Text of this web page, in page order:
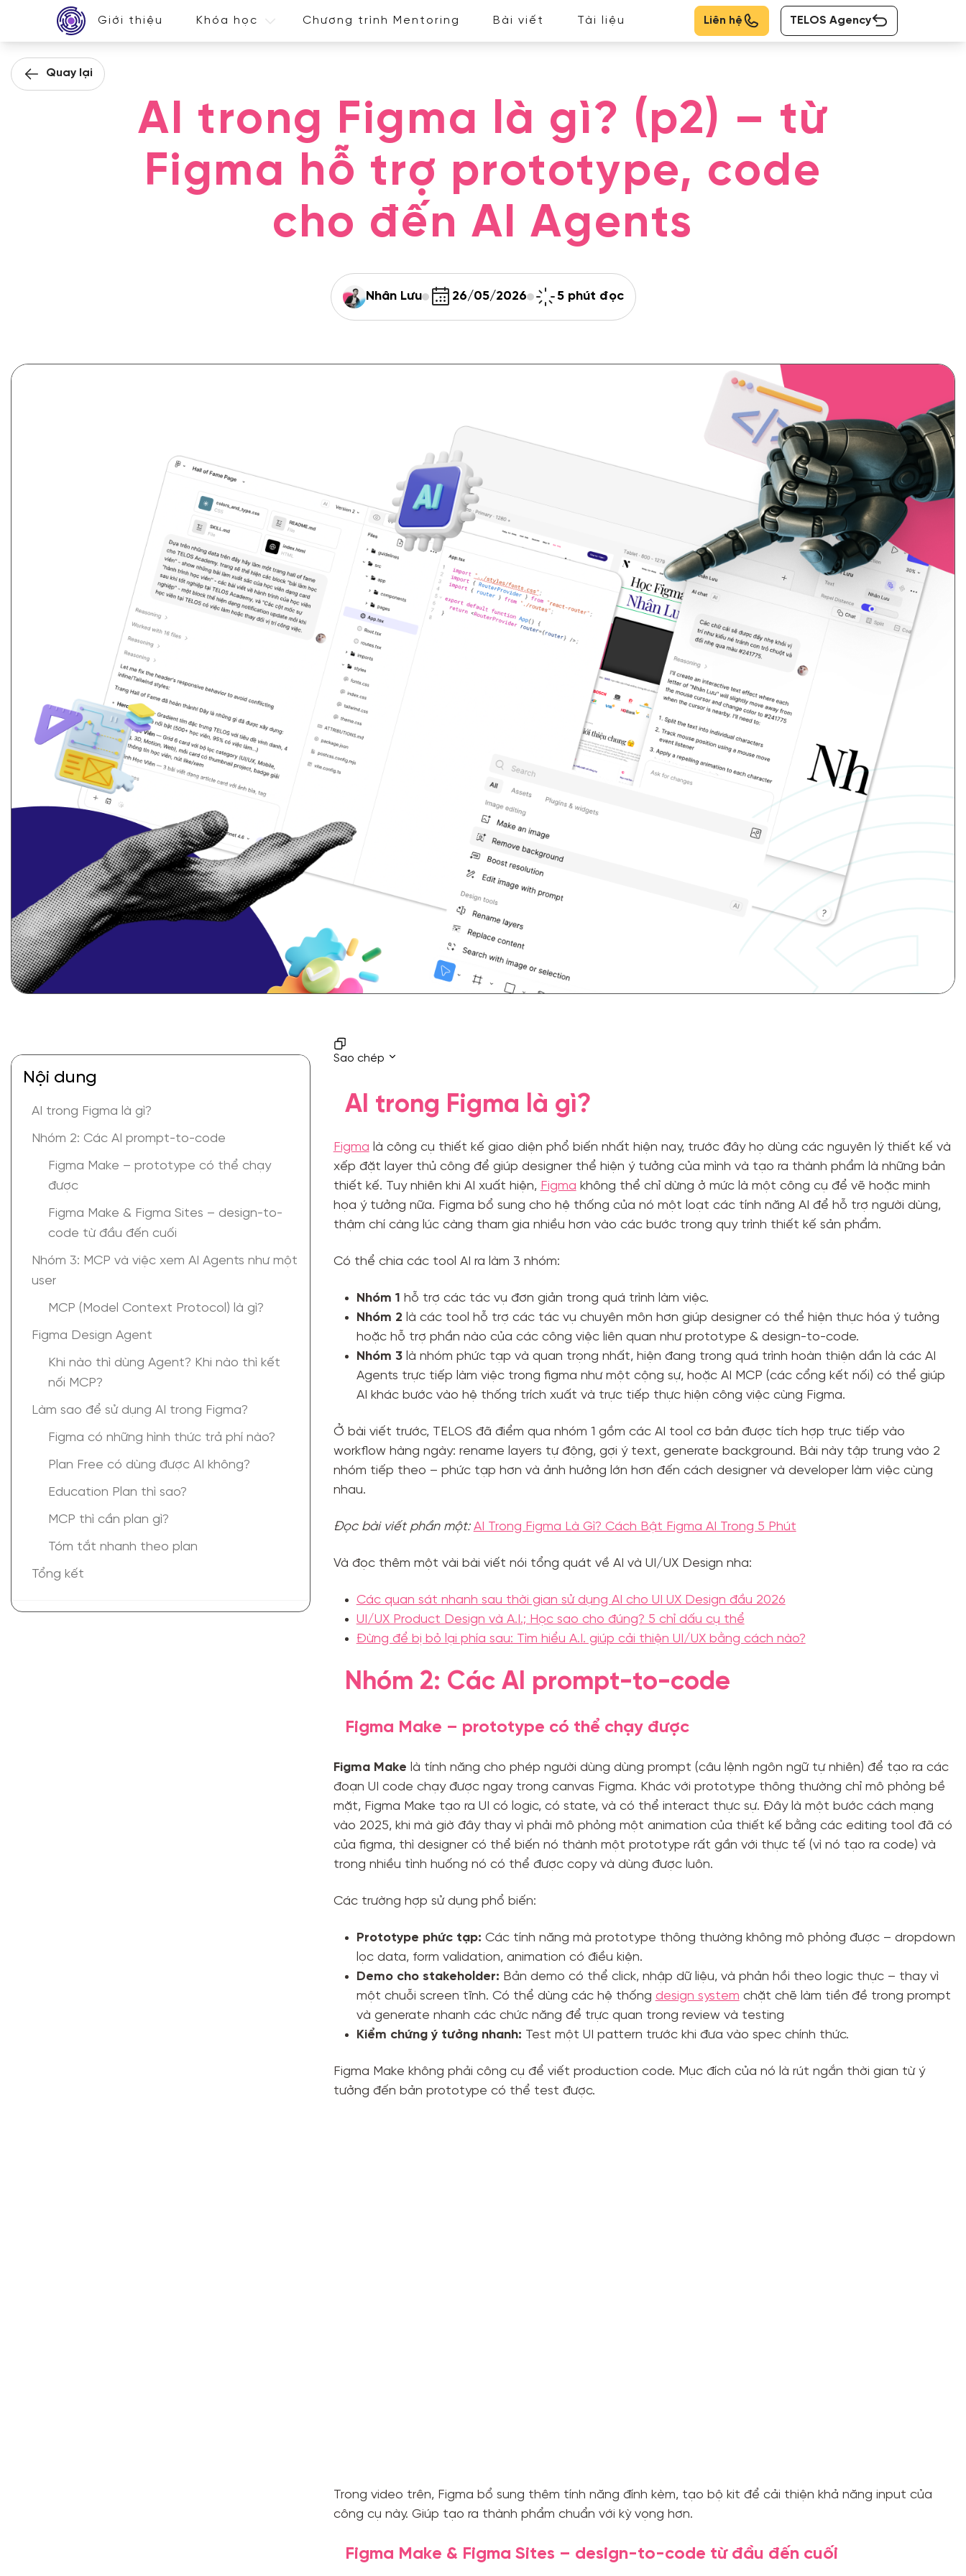
Giới thiệu Khóa học Chương trình Mentoring Bài viết Tài liệu Liên hệ TELOS Agency
Quay lại
AI trong Figma là gì? (p2) – từ
Figma hỗ trợ prototype, code
cho đến AI Agents
Nhân Lưu 26/05/2026 5 phút đọc
Nội dung
AI trong Figma là gì?
Nhóm 2: Các AI prompt-to-code
Figma Make – prototype có thể chạy
được
Figma Make & Figma Sites – design-to-
code từ đầu đến cuối
Nhóm 3: MCP và việc xem AI Agents như một
user
MCP (Model Context Protocol) là gì?
Figma Design Agent
Khi nào thì dùng Agent? Khi nào thì kết
nối MCP?
Làm sao để sử dụng AI trong Figma?
Figma có những hình thức trả phí nào?
Plan Free có dùng được AI không?
Education Plan thì sao?
MCP thì cần plan gì?
Tóm tắt nhanh theo plan
Tổng kết
Sao chép
AI trong Figma là gì?
Figma là công cụ thiết kế giao diện phổ biến nhất hiện nay, trước đây họ dùng các nguyên lý thiết kế và
xếp đặt layer thủ công để giúp designer thể hiện ý tưởng của mình và tạo ra thành phẩm là những bản
thiết kế. Tuy nhiên khi AI xuất hiện, Figma không thể chỉ dừng ở mức là một công cụ để vẽ hoặc minh
họa ý tưởng nữa. Figma bổ sung cho hệ thống của nó một loạt các tính năng AI để hỗ trợ người dùng,
thậm chí càng lúc càng tham gia nhiều hơn vào các bước trong quy trình thiết kế sản phẩm.
Có thể chia các tool AI ra làm 3 nhóm:
Nhóm 1 hỗ trợ các tác vụ đơn giản trong quá trình làm việc.
Nhóm 2 là các tool hỗ trợ các tác vụ chuyên môn hơn giúp designer có thể hiện thực hóa ý tưởng
hoặc hỗ trợ phần nào của các công việc liên quan như prototype & design-to-code.
Nhóm 3là nhóm phức tạp và quan trọng nhất, hiện đang trong quá trình hoàn thiện dần là các AI
Agents trực tiếp làm việc trong figma như một cộng sự, hoặc AI MCP (các cổng kết nối) có thể giúp
AI khác bước vào hệ thống trích xuất và trực tiếp thực hiện công việc cùng Figma.
Ở bài viết trước, TELOS đã điểm qua nhóm 1 gồm các AI tool cơ bản được tích hợp trực tiếp vào
workflow hàng ngày: rename layers tự động, gợi ý text, generate background. Bài này tập trung vào 2
nhóm tiếp theo – phức tạp hơn và ảnh hưởng lớn hơn đến cách designer và developer làm việc cùng
nhau.
Đọc bài viết phần một: AI Trong Figma Là Gì? Cách Bật Figma AI Trong 5 Phút
Và đọc thêm một vài bài viết nói tổng quát về AI và UI/UX Design nha:
Các quan sát nhanh sau thời gian sử dụng AI cho UI UX Design đầu 2026
UI/UX Product Design và A.I.; Học sao cho đúng? 5 chỉ dấu cụ thể
Đừng để bị bỏ lại phía sau: Tìm hiểu A.I. giúp cải thiện UI/UX bằng cách nào?
Nhóm 2: Các AI prompt-to-code
Figma Make – prototype có thể chạy được
Figma Make là tính năng cho phép người dùng dùng prompt (câu lệnh ngôn ngữ tự nhiên) để tạo ra các
đoạn UI code chạy được ngay trong canvas Figma. Khác với prototype thông thường chỉ mô phỏng bề
mặt, Figma Make tạo ra UI có logic, có state, và có thể interact thực sự. Đây là một bước cách mạng
vào 2025, khi mà giờ đây thay vì phải mô phỏng một animation của thiết kế bằng các editing tool đã có
của figma, thì designer có thể biến nó thành một prototype rất gần với thực tế (vì nó tạo ra code) và
trong nhiều tình huống nó có thể được copy và dùng được luôn.
Các trường hợp sử dụng phổ biến:
Prototype phức tạp: Các tính năng mà prototype thông thường không mô phỏng được – dropdown
lọc data, form validation, animation có điều kiện.
Demo cho stakeholder: Bản demo có thể click, nhập dữ liệu, và phản hồi theo logic thực – thay vì
một chuỗi screen tĩnh. Có thể dùng các hệ thống design system chặt chẽ làm tiền đề trong prompt
và generate nhanh các chức năng để trực quan trong review và testing
Kiểm chứng ý tưởng nhanh: Test một UI pattern trước khi đưa vào spec chính thức.
Figma Make không phải công cụ để viết production code. Mục đích của nó là rút ngắn thời gian từ ý
tưởng đến bản prototype có thể test được.
Trong video trên, Figma bổ sung thêm tính năng đính kèm, tạo bộ kit để cải thiện khả năng input của
công cụ này. Giúp tạo ra thành phẩm chuẩn với kỳ vọng hơn.
Figma Make & Figma Sites – design-to-code từ đầu đến cuối